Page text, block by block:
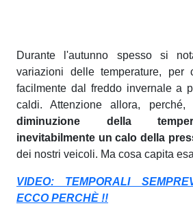
Durante l'autunno spesso si
variazioni delle temperature,
facilmente dal freddo invernale a
caldi. Attenzione allora,
diminuzione della
inevitabilmente un calo della
dei nostri veicoli. Ma cosa capita
VIDEO: TEMPORALI
ECCO PERCHÈ !!